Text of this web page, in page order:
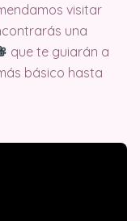
visitar
una
que te guiarán a
básico hasta